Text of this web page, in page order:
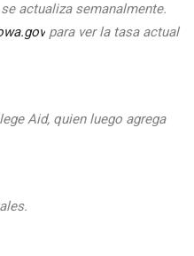
actualiza semanalmente.
para ver la tasa actual
Aid, quien luego agrega